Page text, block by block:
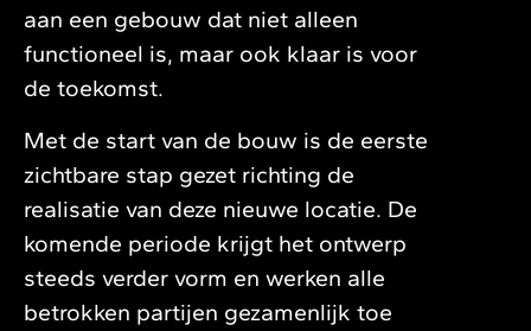
aan een gebouw dat niet alleen
functioneel is, maar ook klaar is voor
de toekomst.
Met de start van de bouw is de eerste
zichtbare stap gezet richting de
realisatie van deze nieuwe locatie. De
komende periode krijgt het ontwerp
steeds verder vorm en werken alle
betrokken partijen gezamenlijk toe